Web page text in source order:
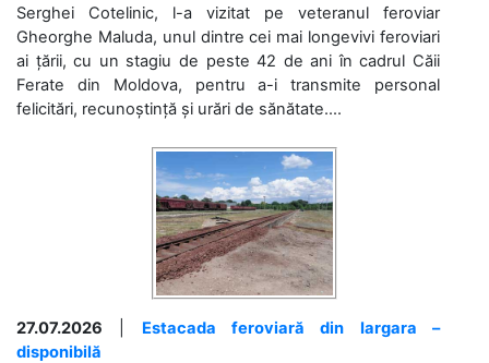
Serghei Cotelinic, l-a vizitat pe veteranul feroviar
Gheorghe Maluda, unul dintre cei mai longevivi feroviari
ai țării, cu un stagiu de peste 42 de ani în cadrul Căii
Ferate din Moldova, pentru a-i transmite personal
felicitări, recunoștință și urări de sănătate....
27.07.2026
Estacada feroviară din Iargara –
disponibilă